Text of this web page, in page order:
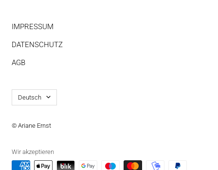
IMPRESSUM
DATENSCHUTZ
AGB
Sprache
Deutsch
© Ariane Ernst
Wir akzeptieren